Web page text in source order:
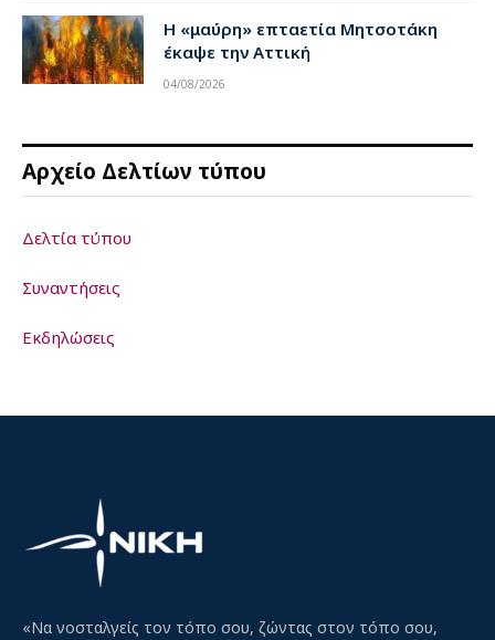
Η «μαύρη» επταετία Μητσοτάκη
έκαψε την Αττική
04/08/2026
Αρχείο Δελτίων τύπου
Δελτία τύπου
Συναντήσεις
Εκδηλώσεις
«Να νοσταλγείς τον τόπο σου, ζώντας στον τόπο σου,